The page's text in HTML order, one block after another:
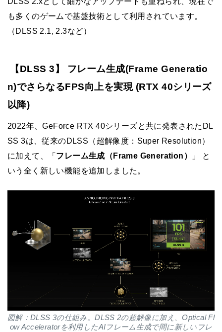
も多くのゲームで基盤技術として利用されています。
（DLSS 2.1, 2.3など）
【DLSS 3】 フレーム生成(Frame Generatio
n)でさらなるFPS向上を実現 (RTX 40シリーズ
以降)
2022年、GeForce RTX 40シリーズと共に発表されたDL
SS 3は、従来のDLSS（超解像度：Super Resolution）
に加えて、「 フレーム生成（Frame Generation）
」 と
いう全く新しい機能を追加しました。
図解：DLSS 3の仕組み。DLSS 2の超解像に加え、Optical Fl
ow Acceleratorを利用したAIフレーム生成で間に新しいフレ